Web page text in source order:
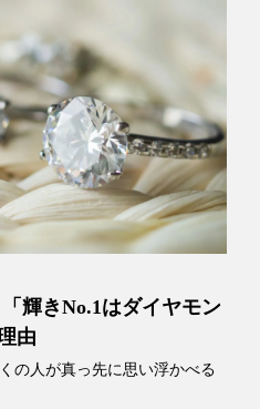
輝きNo.1はダイヤモン
由
の人が真っ先に思い浮かべる